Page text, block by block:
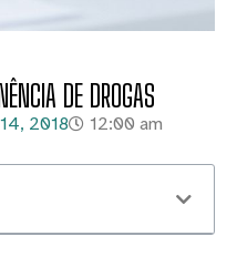
DE DROGAS
2018
12:00 am